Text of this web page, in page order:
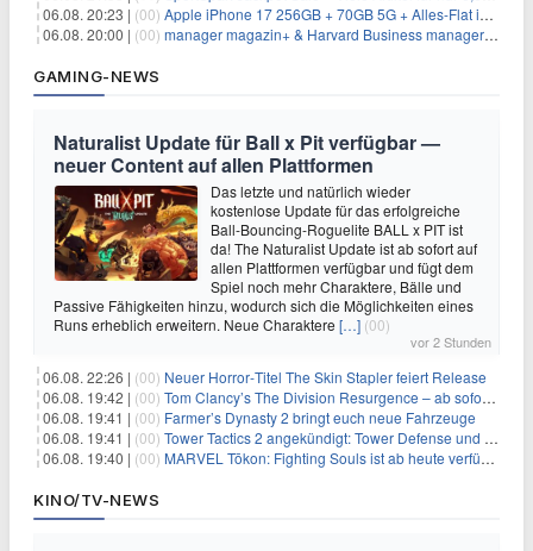
06.08. 20:23 | (00) Apple iPhone 17 256GB + 70GB 5G + Alles-Flat im Vodafone-Netz für 34,99€/Monat – eff. 4,65€/Monat
06.08. 20:00 | (00) manager magazin+ & Harvard Business manager+ Digital-Kombi-Abo 1 Monat kostenlos
GAMING-NEWS
Naturalist Update für Ball x Pit verfügbar —
neuer Content auf allen Plattformen
Das letzte und natürlich wieder
kostenlose Update für das erfolgreiche
Ball-Bouncing-Roguelite BALL x PIT ist
da! The Naturalist Update ist ab sofort auf
allen Plattformen verfügbar und fügt dem
Spiel noch mehr Charaktere, Bälle und
Passive Fähigkeiten hinzu, wodurch sich die Möglichkeiten eines
Runs erheblich erweitern. Neue Charaktere […] (00)
vor 2 Stunden
06.08. 22:26 | (00) Neuer Horror‑Titel The Skin Stapler feiert Release
06.08. 19:42 | (00) Tom Clancy’s The Division Resurgence – ab sofort für euch verfügbar
06.08. 19:41 | (00) Farmer’s Dynasty 2 bringt euch neue Fahrzeuge
06.08. 19:41 | (00) Tower Tactics 2 angekündigt: Tower Defense und Deckbuilding Kombo kehrt zurück
06.08. 19:40 | (00) MARVEL Tōkon: Fighting Souls ist ab heute verfügbar
KINO/TV-NEWS